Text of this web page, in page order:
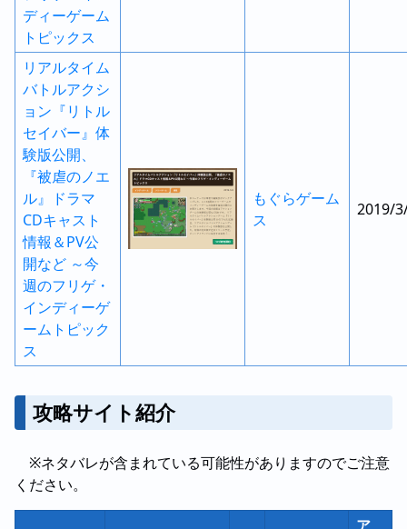
ディーゲーム
トピックス
リアルタイム
バトルアクシ
ョン『リトル
セイバー』体
験版公開、
『被虐のノエ
ル』ドラマ
CDキャスト
情報＆PV公
開など ～今
週のフリゲ・
インディーゲ
ームトピック
ス
もぐらゲーム
ス
2019/
攻略サイト紹介
※ネタバレが含まれている可能性がありますのでご注意
ください。